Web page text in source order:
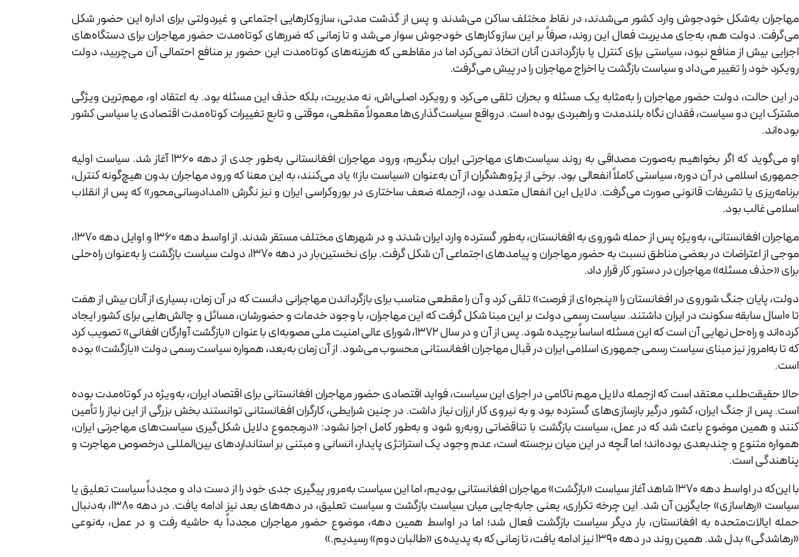
مهاجران به‌شکل خودجوش وارد کشور می‌شدند، در نقاط مختلف ساکن می‌شدند و پس از گذشت مدتی، سازوکارهایی اجتماعی و غیردولتی برای اداره‌ این حضور شکل
می‌گرفت. دولت هم، به‌جای مدیریت فعال این روند، صرفاً بر این سازوکارهای خودجوش سوار می‌شد و تا زمانی که ضررهای کوتاه‌مدت حضور مهاجران برای دستگاه‌های
اجرایی بیش از منافع نبود، سیاستی برای کنترل یا بازگرداندن آنان اتخاذ نمی‌کرد اما در مقاطعی که هزینه‌های کوتاه‌مدت این حضور بر منافع احتمالی آن می‌چربید، دولت
رویکرد خود را تغییر می‌داد و سیاست بازگشت یا اخراج مهاجران را در پیش می‌گرفت.
در این حالت، دولت حضور مهاجران را به‌مثابه یک مسئله و بحران تلقی می‌کرد و رویکرد اصلی‌اش، نه مدیریت، بلکه حذف این مسئله بود. به اعتقاد او، مهم‌ترین ویژگی
مشترک این دو سیاست، فقدان نگاه بلندمدت و راهبردی بوده است. درواقع سیاست‌گذاری‌ها معمولاً مقطعی، موقتی و تابع تغییرات کوتاه‌مدت اقتصادی یا سیاسی کشور
بوده‌اند.
او می‌گوید که اگر بخواهیم به‌صورت مصداقی به روند سیاست‌های مهاجرتی ایران بنگریم، ورود مهاجران افغانستانی به‌طور جدی از دهه ۱۳۶۰ آغاز شد. سیاست اولیه
جمهوری اسلامی در آن دوره، سیاستی کاملاً انفعالی بود. برخی از پژوهشگران از آن به‌عنوان «سیاست باز» یاد می‌کنند، به این معنا که ورود مهاجران بدون هیچ‌گونه کنترل،
برنامه‌ریزی یا تشریفات قانونی صورت می‌گرفت. دلایل این انفعال متعدد بود، ازجمله ضعف ساختاری در بوروکراسی ایران و نیز نگرش «امدادرسانی‌محور» که پس از انقلاب
اسلامی غالب بود.
مهاجران افغانستانی، به‌ویژه پس از حمله شوروی به افغانستان، به‌طور گسترده وارد ایران شدند و در شهرهای مختلف مستقر شدند. از اواسط دهه ۱۳۶۰ و اوایل دهه ۱۳۷۰،
موجی از اعتراضات در بعضی مناطق نسبت به حضور مهاجران و پیامدهای اجتماعی آن شکل گرفت. برای نخستین‌بار در دهه ۱۳۷۰، دولت سیاست بازگشت را به‌عنوان راه‌حلی
برای «حذف مسئله» مهاجران در دستور کار قرار داد.
دولت، پایان جنگ شوروی در افغانستان را «پنجره‌ای از فرصت» تلقی کرد و آن را مقطعی مناسب برای بازگرداندن مهاجرانی دانست که در آن زمان، بسیاری از آنان بیش از هفت
تا 10سال سابقه سکونت در ایران داشتند. سیاست رسمی دولت بر این مبنا شکل گرفت که این مهاجران، با وجود خدمات و حضورشان، مسائل و چالش‌هایی برای کشور ایجاد
کرده‌اند و راه‌حل نهایی آن است که این مسئله اساساً برچیده شود. پس از آن و در سال ۱۳۷۲، شورای عالی امنیت ملی مصوبه‌ای با عنوان «بازگشت آوارگان افغانی» تصویب کرد
که تا به‌امروز نیز مبنای سیاست رسمی جمهوری اسلامی ایران در قبال مهاجران افغانستانی محسوب می‌شود. از آن زمان به‌بعد، همواره سیاست رسمی دولت «بازگشت» بوده
است.
حالا حقیقت‌طلب معتقد است که ازجمله دلایل مهم ناکامی در اجرای این سیاست، فواید اقتصادی حضور مهاجران افغانستانی برای اقتصاد ایران، به‌ویژه در کوتاه‌مدت بوده
است. پس از جنگ ایران، کشور درگیر بازسازی‌های گسترده بود و به نیروی کار ارزان نیاز داشت. در چنین شرایطی، کارگران افغانستانی توانستند بخش بزرگی از این نیاز را تأمین
کنند و همین موضوع باعث شد که در عمل، سیاست بازگشت با تناقضاتی روبه‌رو شود و به‌طور کامل اجرا نشود: «درمجموع دلایل شکل‌گیری سیاست‌های مهاجرتی ایران،
همواره متنوع و چندبعدی بوده‌اند؛ اما آنچه در این میان برجسته است، عدم وجود یک استراتژی پایدار، انسانی و مبتنی بر استانداردهای بین‌المللی درخصوص مهاجرت و
پناهندگی است.
با این‌که در اواسط دهه ۱۳۷۰ شاهد آغاز سیاست «بازگشت» مهاجران افغانستانی بودیم، اما این سیاست به‌مرور پیگیری جدی خود را از دست داد و مجدداً سیاست تعلیق یا
سیاست «رهاسازی» جایگزین آن شد. این چرخه‌ تکراری، یعنی جابه‌جایی میان سیاست بازگشت و سیاست تعلیق، در دهه‌های بعد نیز ادامه یافت. در دهه ۱۳۸۰، به‌دنبال
حمله ایالات‌متحده به افغانستان، بار دیگر سیاست بازگشت فعال شد؛ اما در اواسط همین دهه، موضوع حضور مهاجران مجدداً به حاشیه رفت و در عمل، به‌نوعی
«رهاشدگی» بدل شد. همین روند در دهه ۱۳۹۰ نیز ادامه یافت، تا زمانی که به پدیده‌ی «طالبان دوم» رسیدیم.»